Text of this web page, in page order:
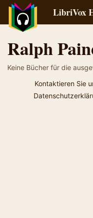
LibriVox
Ralph
Keine Bücher für die
Kontaktieren Sie